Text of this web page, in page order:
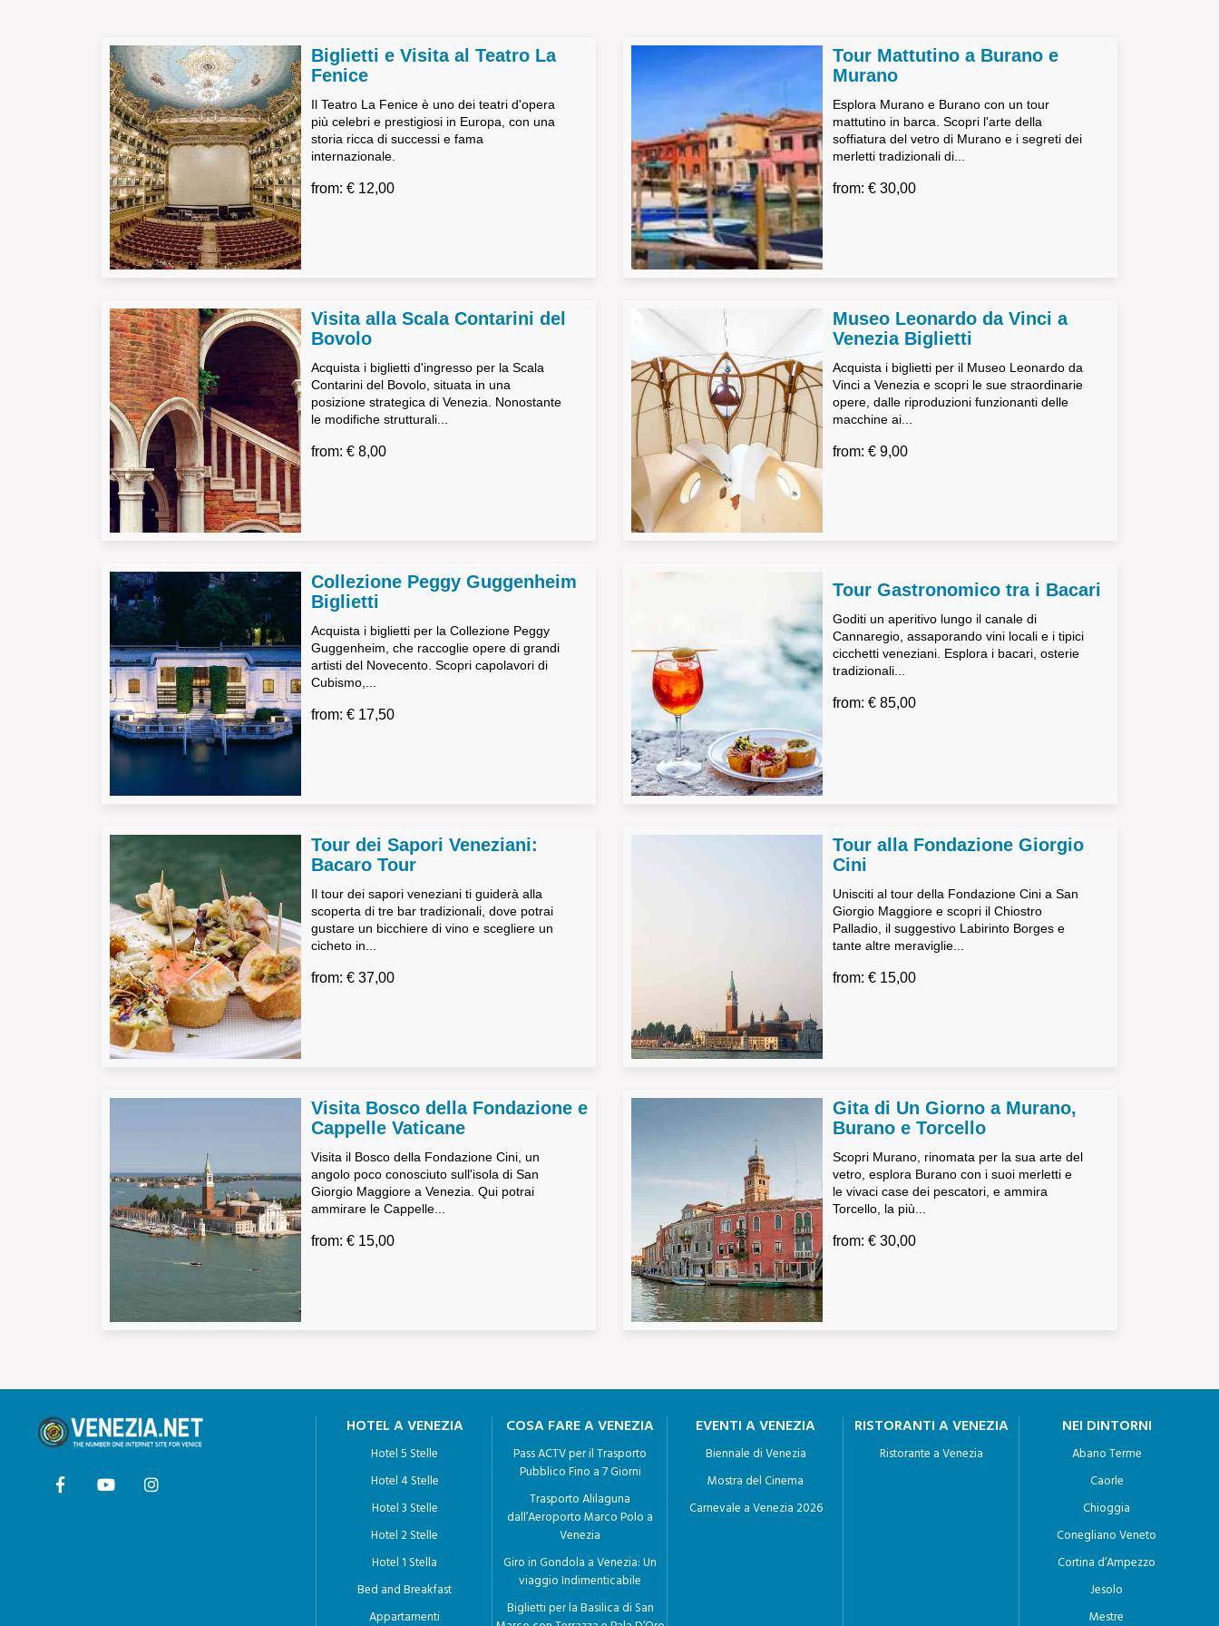
Biglietti e Visita al Teatro La
Fenice
Il Teatro La Fenice è uno dei teatri d'opera
più celebri e prestigiosi in Europa, con una
storia ricca di successi e fama
internazionale.
from: € 12,00
Tour Mattutino a Burano e
Murano
Esplora Murano e Burano con un tour
mattutino in barca. Scopri l'arte della
soffiatura del vetro di Murano e i segreti dei
merletti tradizionali di...
from: € 30,00
Visita alla Scala Contarini del
Bovolo
Acquista i biglietti d'ingresso per la Scala
Contarini del Bovolo, situata in una
posizione strategica di Venezia. Nonostante
le modifiche strutturali...
from: € 8,00
Museo Leonardo da Vinci a
Venezia Biglietti
Acquista i biglietti per il Museo Leonardo da
Vinci a Venezia e scopri le sue straordinarie
opere, dalle riproduzioni funzionanti delle
macchine ai...
from: € 9,00
Collezione Peggy Guggenheim
Biglietti
Acquista i biglietti per la Collezione Peggy
Guggenheim, che raccoglie opere di grandi
artisti del Novecento. Scopri capolavori di
Cubismo,...
from: € 17,50
Tour Gastronomico tra i Bacari
Goditi un aperitivo lungo il canale di
Cannaregio, assaporando vini locali e i tipici
cicchetti veneziani. Esplora i bacari, osterie
tradizionali...
from: € 85,00
Tour dei Sapori Veneziani:
Bacaro Tour
Il tour dei sapori veneziani ti guiderà alla
scoperta di tre bar tradizionali, dove potrai
gustare un bicchiere di vino e scegliere un
cicheto in...
from: € 37,00
Tour alla Fondazione Giorgio
Cini
Unisciti al tour della Fondazione Cini a San
Giorgio Maggiore e scopri il Chiostro
Palladio, il suggestivo Labirinto Borges e
tante altre meraviglie...
from: € 15,00
Visita Bosco della Fondazione e
Cappelle Vaticane
Visita il Bosco della Fondazione Cini, un
angolo poco conosciuto sull'isola di San
Giorgio Maggiore a Venezia. Qui potrai
ammirare le Cappelle...
from: € 15,00
Gita di Un Giorno a Murano,
Burano e Torcello
Scopri Murano, rinomata per la sua arte del
vetro, esplora Burano con i suoi merletti e
le vivaci case dei pescatori, e ammira
Torcello, la più...
from: € 30,00
HOTEL A VENEZIA
Hotel 5 Stelle
Hotel 4 Stelle
Hotel 3 Stelle
Hotel 2 Stelle
Hotel 1 Stella
Bed and Breakfast
Appartamenti
COSA FARE A VENEZIA
Pass ACTV per il Trasporto
Pubblico Fino a 7 Giorni
Trasporto Alilaguna
dall’Aeroporto Marco Polo a
Venezia
Giro in Gondola a Venezia: Un
viaggio Indimenticabile
Biglietti per la Basilica di San
EVENTI A VENEZIA
Biennale di Venezia
Mostra del Cinema
Carnevale a Venezia 2026
RISTORANTI A VENEZIA
Ristorante a Venezia
NEI DINTORNI
Abano Terme
Caorle
Chioggia
Conegliano Veneto
Cortina d’Ampezzo
Jesolo
Mestre